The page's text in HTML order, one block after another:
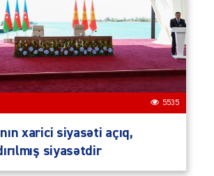
5535
xarici siyasəti açıq,
siyasətdir